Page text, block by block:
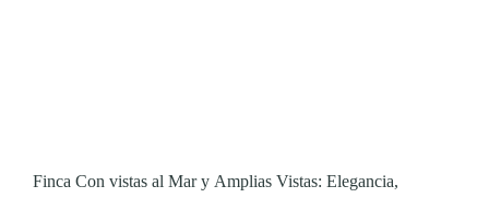
Finca Con vistas al Mar y Amplias Vistas: Elegancia,